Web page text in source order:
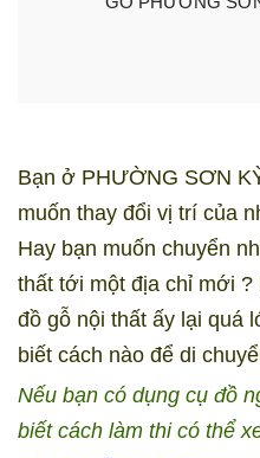
Bạn ở PHƯỜNG SƠN
muốn thay đổi vị trí của
Hay bạn muốn chuyển
thất tới một địa chỉ mới
đồ gỗ nội thất ấy lại quá
biết cách nào để di
Nếu bạn có dụng cụ đồ
biết cách làm thi có thể